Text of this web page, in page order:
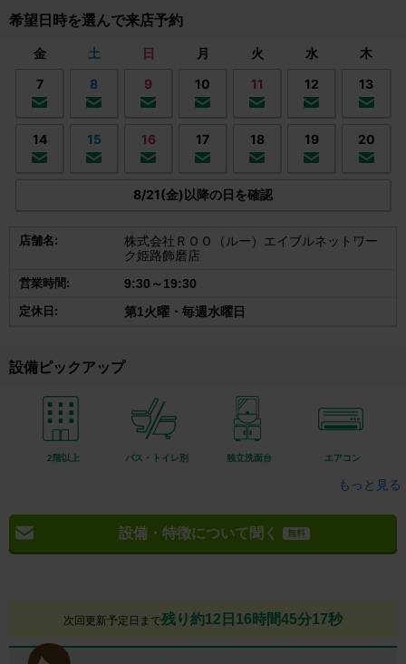
希望日時を選んで来店予約
金 土 日 月 火 水
木
7
8 9 10 11 12 13
14 15 16 17 18 19 20
8/21(金)以降の日を確認
店舗名:
株式会社ＲＯＯ（ルー）エイブルネットワー
ク姫路飾磨店
営業時間: 9:30～19:30
定休日: 第1火曜・毎週水曜日
設備ピックアップ
2階以上 バス・トイレ別 独立洗面台 エアコン
もっと見る
設備・特徴について聞く 無料
次回更新予定日まで残り約12日16時間45分16秒